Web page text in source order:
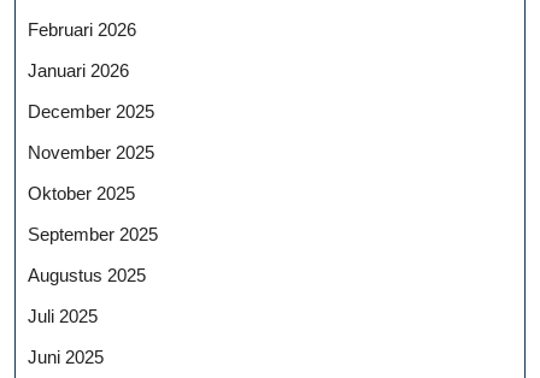
Februari 2026
Januari 2026
December 2025
November 2025
Oktober 2025
September 2025
Augustus 2025
Juli 2025
Juni 2025